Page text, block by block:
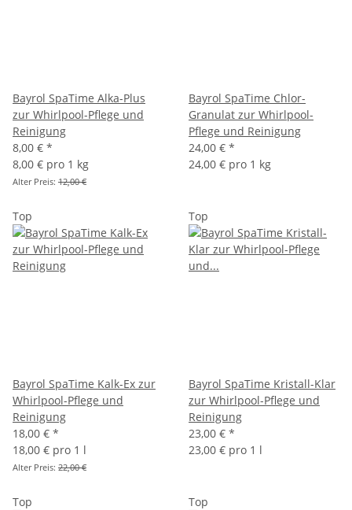
Bayrol SpaTime Alka-Plus
zur Whirlpool-Pflege und
Reinigung
8,00 € *
8,00 € pro 1 kg
Alter Preis: 12,00 €
Bayrol SpaTime Chlor-
Granulat zur Whirlpool-
Pflege und Reinigung
24,00 € *
24,00 € pro 1 kg
Top
Bayrol SpaTime Kalk-Ex zur
Whirlpool-Pflege und
Reinigung
18,00 € *
18,00 € pro 1 l
Alter Preis: 22,00 €
Top
Bayrol SpaTime Kristall-Klar
zur Whirlpool-Pflege und
Reinigung
23,00 € *
23,00 € pro 1 l
Top Top